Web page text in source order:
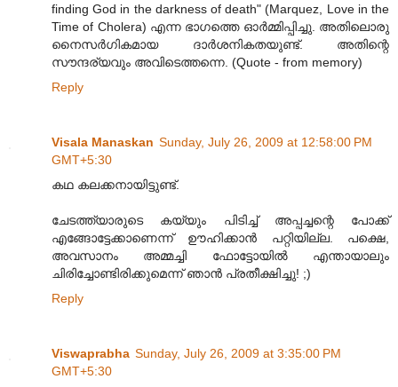
finding God in the darkness of death" (Marquez, Love in the
Time of Cholera) എന്ന ഭാഗത്തെ ഓര്‍മ്മിപ്പിച്ചു. അതിലൊരു
നൈസര്‍ഗികമായ ദാര്‍ശനികതയുണ്ട്. അതിന്റെ
സൗന്ദര്യവും അവിടെത്തന്നെ. (Quote - from memory)
Reply
Visala Manaskan Sunday, July 26, 2009 at 12:58:00 PM
GMT+5:30
കഥ കലക്കനായിട്ടുണ്ട്.
ചേടത്ത്യാരുടെ കയ്യും പിടിച്ച് അപ്പച്ചന്റെ പോക്ക്
എങ്ങോട്ടേക്കാണെന്ന് ഊഹിക്കാന്‍ പറ്റിയില്ല. പക്ഷെ,
അവസാനം അമ്മച്ചി ഫോട്ടോയില്‍ എന്തായാലും
ചിരിച്ചോണ്ടിരിക്കുമെന്ന് ഞാന്‍ പ്രതീക്ഷിച്ചു! ;)
Reply
Viswaprabha Sunday, July 26, 2009 at 3:35:00 PM
GMT+5:30